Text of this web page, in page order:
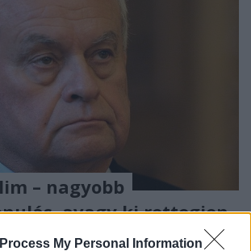
My Personal Information
– nagyobb
avagy ki rettegjen